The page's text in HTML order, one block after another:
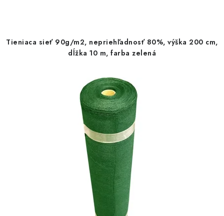
u
k
o
d
Tieniaca sieť 90g/m2, nepriehľadnosť 80%, výška 200 cm,
dĺžka 10 m, farba zelená